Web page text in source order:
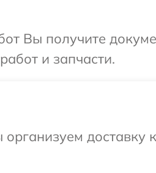
Вы получите
и запчасти.
доставку